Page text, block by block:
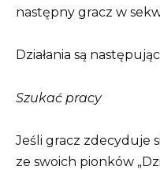
następny gracz w
Działania są
Szukać pracy
Jeśli gracz zdecyduje
ze swoich pionków